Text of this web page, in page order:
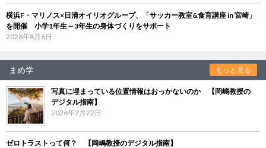
横浜F・マリノス×日清オイリオグループ、「サッカー教室&食育講座 in 宮崎」
を開催 小学1年生～3年生の身体づくりをサポート
2026年8月6日
まめ学 もっと見る
写真に埋まっている位置情報はおっかないのか 【岡嶋教授の
デジタル指南】
2026年7月22日
ゼロトラストって何？ 【岡嶋教授のデジタル指南】